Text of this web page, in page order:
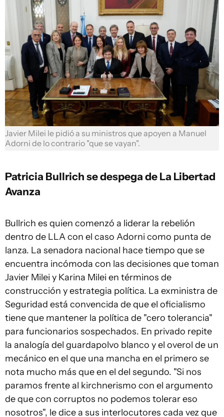
Javier Milei le pidió a su ministros que apoyen a Manuel
Adorni de lo contrario "que se vayan".
Patricia Bullrich se despega de La Libertad
Avanza
Bullrich es quien comenzó a liderar la rebelión
dentro de LLA con el caso Adorni como punta de
lanza. La senadora nacional hace tiempo que se
encuentra incómoda con las decisiones que toman
Javier Milei y Karina Milei en términos de
construcción y estrategia política. La exministra de
Seguridad está convencida de que el oficialismo
tiene que mantener la política de "cero tolerancia"
para funcionarios sospechados. En privado repite
la analogía del guardapolvo blanco y el overol de un
mecánico en el que una mancha en el primero se
nota mucho más que en el del segundo. "Si nos
paramos frente al kirchnerismo con el argumento
de que con corruptos no podemos tolerar eso
nosotros", le dice a sus interlocutores cada vez que